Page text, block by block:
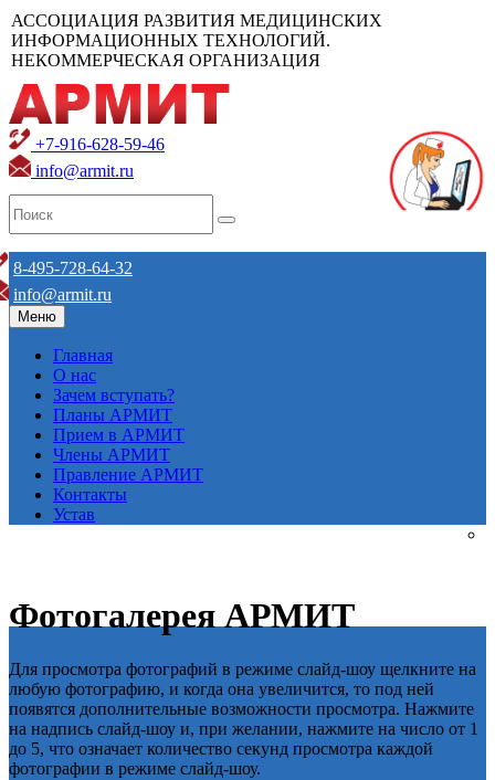
АССОЦИАЦИЯ РАЗВИТИЯ МЕДИЦИНСКИХ
ИНФОРМАЦИОННЫХ ТЕХНОЛОГИЙ.
НЕКОММЕРЧЕСКАЯ ОРГАНИЗАЦИЯ
+7-916-628-59-46
info@armit.ru
8-495-728-64-32
info@armit.ru
Меню
Главная
О нас
Зачем вступать?
Планы АРМИТ
Прием в АРМИТ
Члены АРМИТ
Правление АРМИТ
Контакты
Устав
Фотогалерея АРМИТ
Для просмотра фотографий в режиме слайд-шоу щелкните на
любую фотографию, и когда она увеличится, то под ней
появятся дополнительные возможности просмотра. Нажмите
на надпись слайд-шоу и, при желании, нажмите на число от 1
до 5, что означает количество секунд просмотра каждой
фотографии в режиме слайд-шоу.